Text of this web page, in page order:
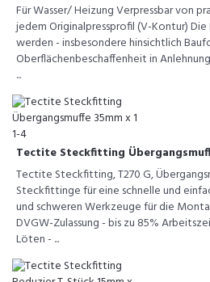
Für Wasser/ Heizung Verpressbar von
jedem Originalpressprofil (V-Kontur)
werden - insbesondere hinsichtlich
Oberflächenbeschaffenheit in Anlehnung
...
Tectite Steckfitting
Tectite Steckfitting, T270 G,
Steckfittinge für eine schnelle und
und schweren Werkzeuge für die
DVGW-Zulassung - bis zu 85%
Löten - ...